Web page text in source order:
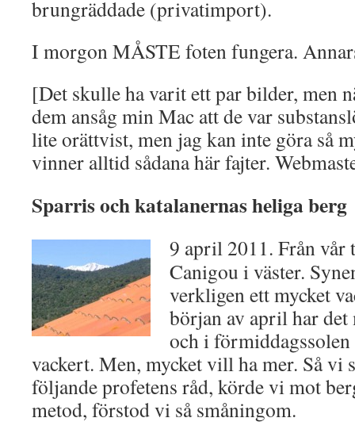
brungräddade (privatimport).
I morgon MÅSTE foten fungera.
[Det skulle ha varit ett par bilder, men
dem ansåg min Mac att de var
lite orättvist, men jag kan inte göra så
vinner alltid sådana här fajter.
Sparris och katalanernas heliga berg
9 april 2011. Från vår
Canigou i väster.
verkligen ett mycket
början av april har det
och i
vackert. Men, mycket vill ha mer. Så vi
följande profetens råd, körde vi mot
metod, förstod vi så småningom.